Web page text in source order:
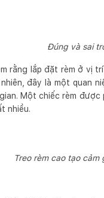
Đúng và sai
rằng lắp đặt rèm ở vị
đây là một quan
Một chiếc rèm
nhiều.
Treo rèm cao tạo